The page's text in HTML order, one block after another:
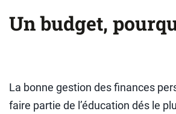
Un budget,
La bonne gestion des finances
faire partie de l’éducation dés le